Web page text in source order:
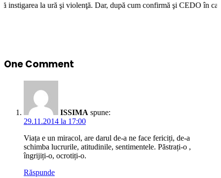
şi violenţă. Dar, după cum confirmă şi CEDO în cazul
One Comment
ISSIMA spune:
29.11.2014 la 17:00
Viața e un miracol, are darul de-a ne face fericiți, de-a
schimba lucrurile, atitudinile, sentimentele. Păstrați-o ,
îngrijiți-o, ocrotiți-o.
Răspunde